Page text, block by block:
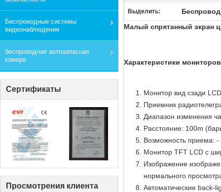
Беспроводные системы
видеонаблюдения
беспроводная автозапасная
камера
Сертификаты
Просмотрения клиента
Выделить:
Малый спрятанный экран
Характеристики
Монитор вид сзади
Приемник
Диапазон изменения
Расстояние: 100m
Возможность приема: -
Монитор TFT LCD с
Изображение
нормального
Автоматические back-